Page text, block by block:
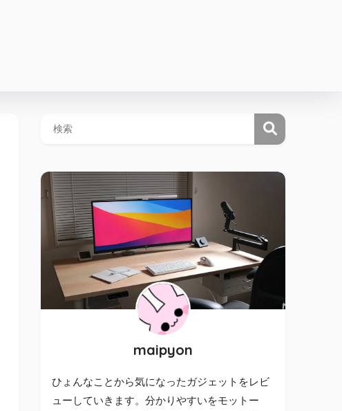
maipyon
ひょんなことから気になったガジェットをレビ
ューしていきます。分かりやすいをモットー